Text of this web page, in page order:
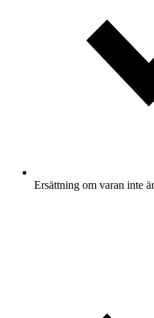
Ersättning om varan inte